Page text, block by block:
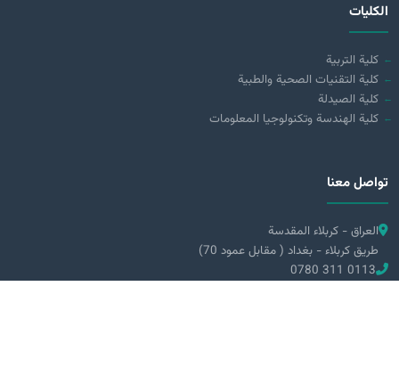
الكليات
كلية التربية
كلية التقنيات الصحية والطبية
كلية الصيدلة
كلية الهندسة وتكنولوجيا المعلومات
تواصل معنا
العراق - كربلاء المقدسة
طريق كربلاء - بغداد ( مقابل عمود 70)
0780 311 0113